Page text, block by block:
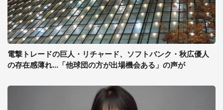
電撃トレードの巨人・リチャード、ソフトバンク・秋広優人
の存在感薄れ...「他球団の方が出場機会ある」の声が